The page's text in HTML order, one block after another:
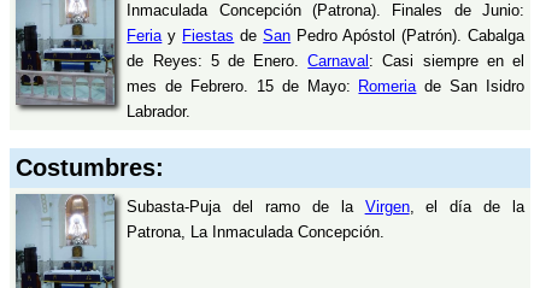
Inmaculada Concepción (Patrona). Finales de Junio:
Feriay Fiestas deSan Pedro Apóstol (Patrón). Cabalga
de Reyes: 5 de Enero.Carnaval : Casi siempre en el
mes de Febrero. 15 de Mayo: Romeriade San Isidro
Labrador.
Costumbres:
Subasta-Puja del ramo de la Virgen, el día de la
Patrona, La Inmaculada Concepción.